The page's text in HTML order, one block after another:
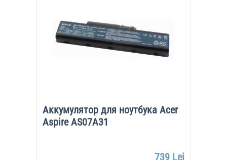
Аккумулятор для ноутбука Acer
Aspire AS07A31
739 Lei